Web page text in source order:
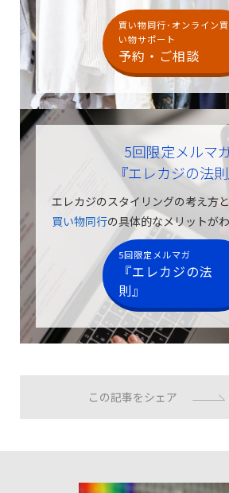
買い物同行･オンライン買
い物サポート
予約・ご相談
5回限定メルマ
『エレカジの法
エレカジのスタイリングの考え方
買い物同行の具体的なメリットが
5回限定メルマガ
『エレカジの法
則』
この記事をシェア